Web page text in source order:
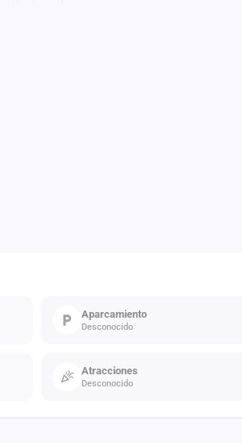
Aparcamiento
Desconocido
Atracciones
Desconocido